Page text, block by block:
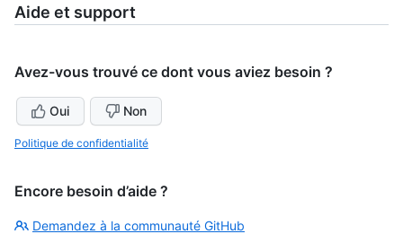
Aide et support
Avez-vous trouvé ce dont vous aviez besoin ?
Oui Non
Politique de confidentialité
Encore besoin d’aide ?
Demandez à la communauté GitHub